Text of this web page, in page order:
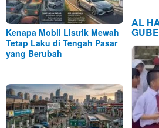
Kenapa Mobil Listrik Mewah
Tetap Laku di Tengah Pasar
yang Berubah
AL